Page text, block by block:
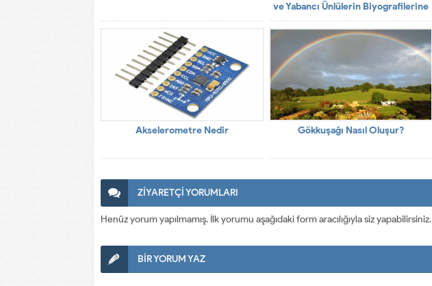
ve Yabancı Ünlülerin Biyografilerine
Kolayca Erişin!
Akselerometre Nedir Gökkuşağı Nasıl Oluşur?
ZİYARETÇİ YORUMLARI
Henüz yorum yapılmamış. İlk yorumu aşağıdaki form aracılığıyla siz yapabilirsiniz.
BİR YORUM YAZ